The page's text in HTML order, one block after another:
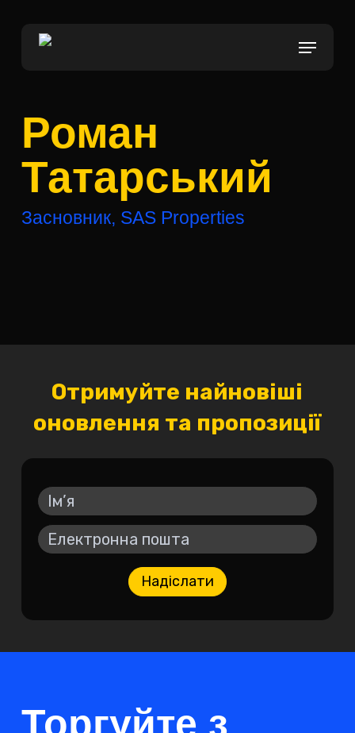
Menu
Роман
Татарський
Засновник, SAS Properties
Отримуйте найновіші
оновлення та пропозиції
Надіслати
Торгуйте з